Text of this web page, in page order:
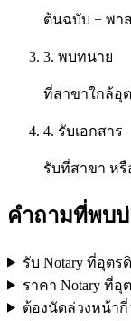
ต้นฉบับ + พา
3. พบทนาย
ที่สาขาใกล้อุ
4. รับเอกสาร
รับที่สาขา หรื
คำถามที่พบ
รับ Notary ที่อุตร
ราคา Notary ที่อุ
ต้องนัดล่วงหน้ากี่